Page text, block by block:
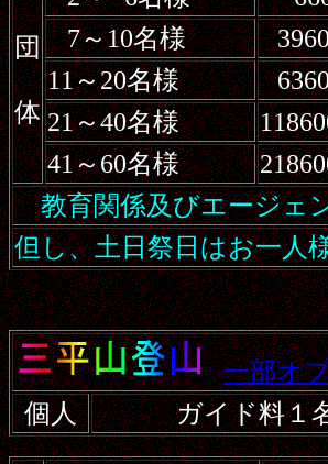
団
体
7～10名様
11～20名様
21～40名様
41～60名様
教育関係及びエージェ
但し、土日祭日はお一人
一部オ
個人
ガイド料１